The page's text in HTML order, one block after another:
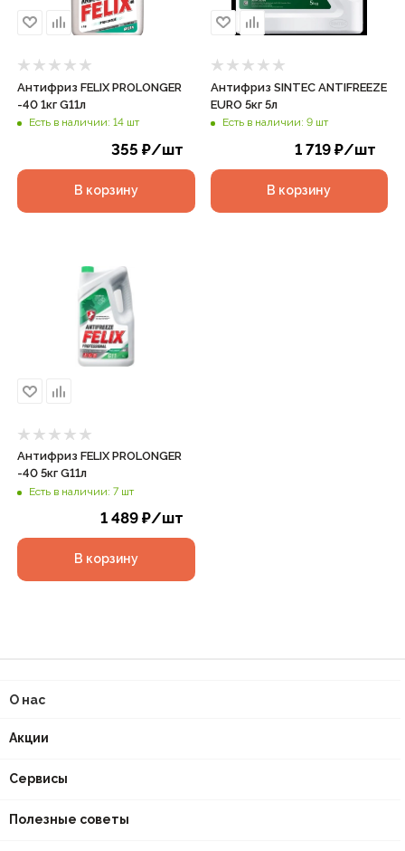
Антифриз FELIX PROLONGER
-40 1кг G11л
Есть в наличии: 14 шт
355 ₽/шт
В корзину
Антифриз SINTEC ANTIFREEZE
EURO 5кг 5л
Есть в наличии: 9 шт
1 719 ₽/шт
В корзину
Антифриз FELIX PROLONGER
-40 5кг G11л
Есть в наличии: 7 шт
1 489₽/шт
В корзину
О нас
Акции
Сервисы
Полезные советы